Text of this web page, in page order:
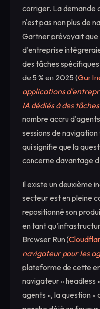
corriger. La demande
n'est pas non plus de
Gartner prévoyait que
d’entreprise
des tâches
de 5 % en 2025 (
applications
IA dédiés à des
nombre accru
sessions de
qui signifie que la
concerne davantage
Il existe un deuxième
secteur est en pleine
repositionné son
en tant
Browser Run (
navigateur pour les
plateforme de cette
navigateur « headless
agents », la question